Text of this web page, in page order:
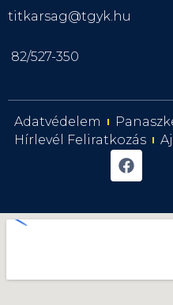
titkarsag@tgyk.hu
82/527-350
Adatvédelem
Hírlevél Feliratkozás